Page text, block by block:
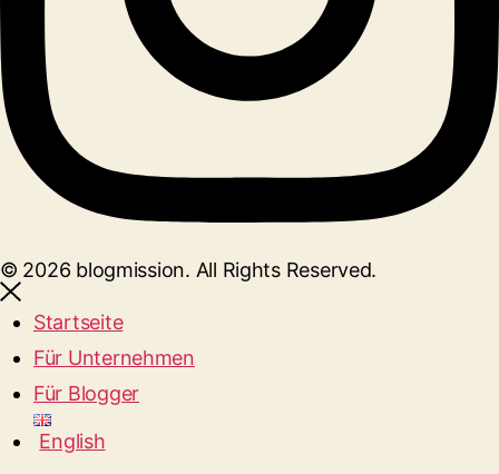
© 2026 blogmission. All Rights Reserved.
Startseite
Für Unternehmen
Für Blogger
English